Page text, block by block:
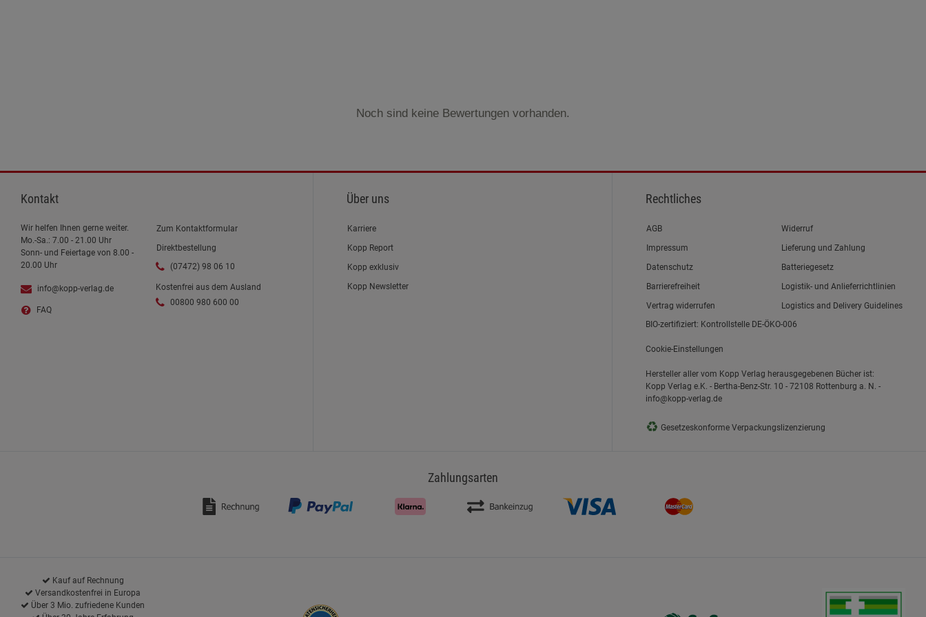
Noch sind keine Bewertungen vorhanden.
Kontakt
Wir helfen Ihnen gerne weiter.
Mo.-Sa.: 7.00 - 21.00 Uhr
Sonn- und Feiertage von 8.00 -
20.00 Uhr
info@kopp-verlag.de
FAQ
Zum Kontaktformular
Direktbestellung
(07472) 98 06 10
Kostenfrei aus dem Ausland
00800 980 600 00
Über uns
Karriere
Kopp Report
Kopp exklusiv
Kopp Newsletter
Rechtliches
Link zum/zur
AGB
Link zum/zur
Impressum
Link zum/zur
Datenschutz
Link zum/zur
Barrierefreiheit
Vertrag widerrufen
Widerruf
Lieferung und Zahlung
Batteriegesetz
Logistik- und Anlieferrichtlinien
Logistics and Delivery Guidelines
BIO-zertifiziert: Kontrollstelle DE-ÖKO-006
Cookie-Einstellungen
Hersteller aller vom Kopp Verlag herausgegebenen Bücher ist:
Kopp Verlag e.K. - Bertha-Benz-Str. 10 - 72108 Rottenburg a. N. -
info@kopp-verlag.de
♻ Gesetzeskonforme Verpackungslizenzierung
Zahlungsarten
Kauf auf Rechnung
Versandkostenfrei in Europa
Über 3 Mio. zufriedene Kunden
Datenschutzerklärung